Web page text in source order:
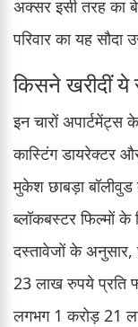
अक्सर इसी तरह का
परिवार का यह सौदा
किसने खरीदीं ये
इन चारों अपार्टमेंट्स
कास्टिंग डायरेक्टर
मुकेश छाबड़ा
ब्लॉकबस्टर फिल्मों
दस्तावेजों के अनुसार,
23 लाख रुपये प्रति
लगभग 1 करोड़ 21